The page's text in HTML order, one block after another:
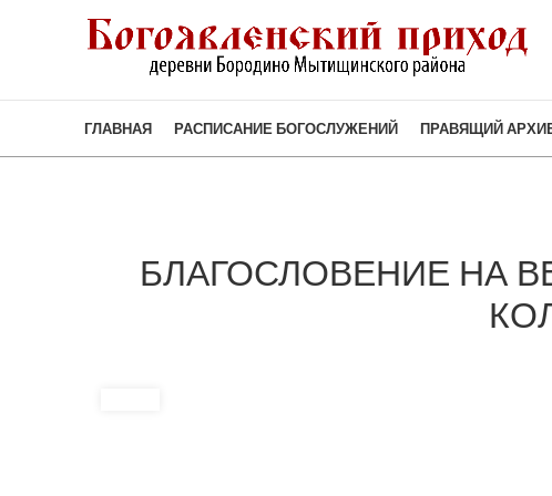
ГЛАВНАЯ РАСПИСАНИЕ БОГОСЛУЖЕНИЙ ПРАВЯЩИЙ
БЛАГОСЛОВЕНИЕ НА